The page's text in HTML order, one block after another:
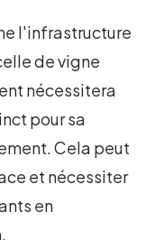
l'infrastructure
de vigne
nécessitera
pour sa
Cela peut
et nécessiter
en